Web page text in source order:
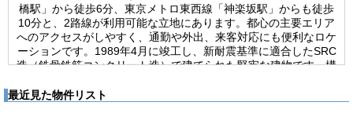
橋駅」から徒歩6分、東京メトロ東西線「神楽坂駅」からも徒歩
10分と、2路線が利用可能な立地にあります。都心の主要エリア
へのアクセスがしやすく、通勤や外出、来客対応にも便利なロケ
ーションです。1989年4月に竣工し、新耐震基準に適合したSRC
造（鉄骨鉄筋コンクリート造）で建てられた堅牢な建物です。構
って安心できる仕様となっています。基準階は32.86坪で、使い
最近見た物件リスト